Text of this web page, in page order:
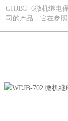
GHJBC -6微机继电
司的产品，它在参